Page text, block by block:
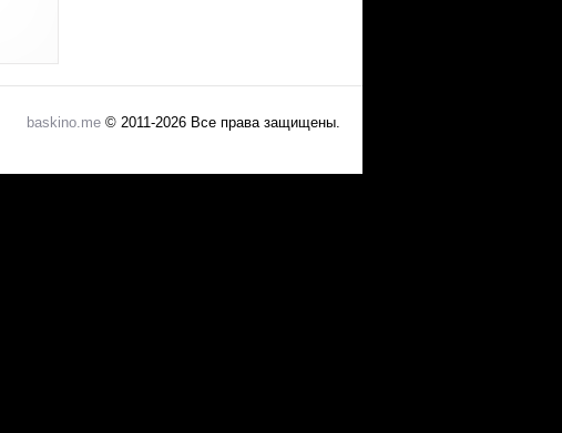
baskino.me © 2011-2026 Все права защищены.